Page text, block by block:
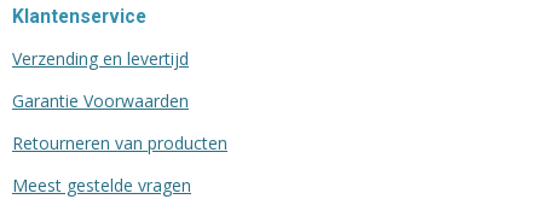
Klantenservice
Verzending en levertijd
Garantie Voorwaarden
Retourneren van producten
Meest gestelde vragen